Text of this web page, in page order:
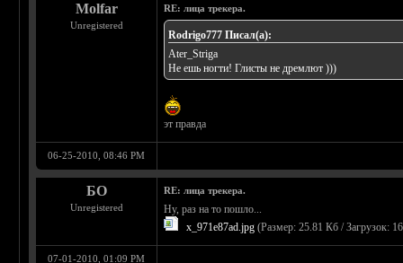
Molfar
Unregistered
RE: лица трекера.
Rodrigo777 Писал(а):
Ater_Striga
Не ешь ногти! Глисты не дремлют )))
эт правда
06-25-2010, 08:46 PM
БО
Unregistered
RE: лица трекера.
Ну, раз на то пошло...
x_971e87ad.jpg (Размер: 25.81 Кб / Загрузок:
07-01-2010, 01:09 PM